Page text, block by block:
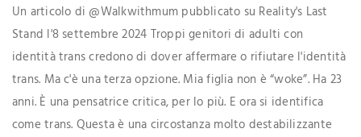
Un articolo di @Walkwithmum pubblicato su Reality's Last
Stand l'8 settembre 2024 Troppi genitori di adulti con
identità trans credono di dover affermare o rifiutare l'identità
trans. Ma c'è una terza opzione. Mia figlia non è “woke”. Ha 23
anni. È una pensatrice critica, per lo più. E ora si identifica
come trans. Questa è una circostanza molto destabilizzante